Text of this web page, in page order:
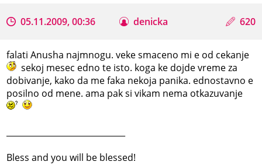
05.11.2009, 00:36 denicka 620
falati Anusha najmnogu. veke smaceno mi e od cekanje
sekoj mesec edno te isto. koga ke dojde vreme za
dobivanje, kako da me faka nekoja panika. ednostavno e
posilno od mene. ama pak si vikam nema otkazuvanje
Bless and you will be blessed!